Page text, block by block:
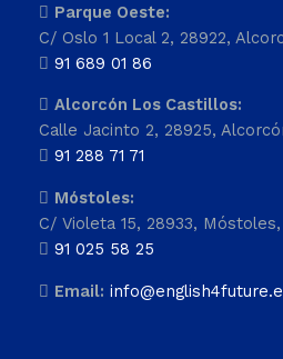
Parque Oeste:
C/ Oslo 1 Local 2, 28922,
91 689 01 86
Alcorcón Los Castillos:
Calle Jacinto 2, 28925,
91 288 71 71
Móstoles:
C/ Violeta 15, 28933,
91 025 58 25
Email: